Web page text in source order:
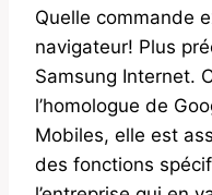
Quelle commande
navigateur! Plus
Samsung Internet.
l’homologue de
Mobiles, elle est
des fonctions